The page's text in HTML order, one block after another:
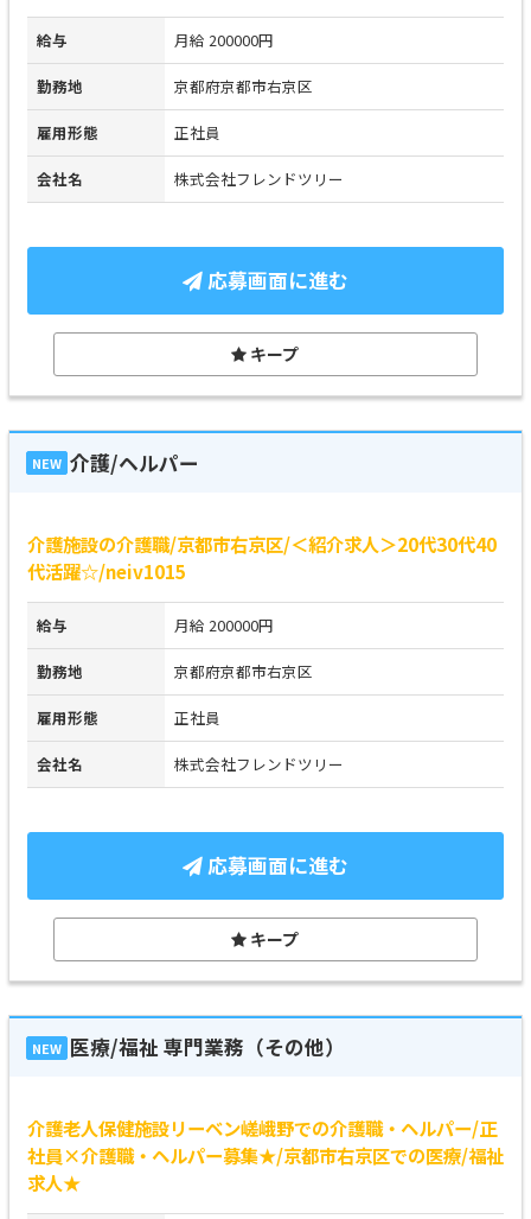
給与 月給 200000円
勤務地 京都府京都市右京区
雇用形態 正社員
会社名 株式会社フレンドツリー
応募画面に進む
キープ
NEW 介護/ヘルパー
介護施設の介護職/京都市右京区/＜紹介求人＞20代30代40
代活躍☆/neiv1015
給与 月給 200000円
勤務地 京都府京都市右京区
雇用形態 正社員
会社名 株式会社フレンドツリー
応募画面に進む
キープ
NEW 医療/福祉 専門業務（その他）
介護老人保健施設リーベン嵯峨野での介護職・ヘルパー/正
社員×介護職・ヘルパー募集★/京都市右京区での医療/福祉
求人★